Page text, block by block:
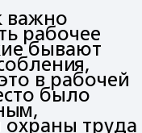
важно
рабочее
бывают
в рабочей
было
труда